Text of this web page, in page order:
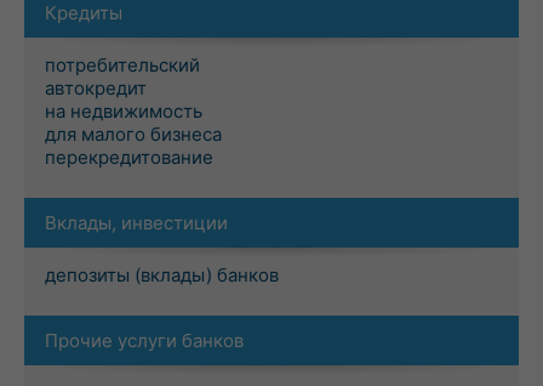
Кредиты
потребительский
автокредит
на недвижимость
для малого бизнеса
перекредитование
Вклады, инвестиции
депозиты (вклады) банков
Прочие услуги банков